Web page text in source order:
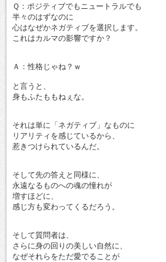
Ｑ：ポジティブでもニュートラルでも
半々のはずなのに
心はなぜかネガティブを選択します。
これはカルマの影響ですか？
Ａ：性格じゃね？ｗ
と言うと、
身もふたももねぇな。
それは単に「ネガティブ」なものに
リアリティを感じているから、
惹きつけられているんだ。
そして先の答えと同様に、
永遠なるものへの魂の憧れが
増すほどに、
感じ方も変わってくるだろう。
そして質問者は、
さらに身の回りの美しい自然に、
なぜそれらをただ愛でることが